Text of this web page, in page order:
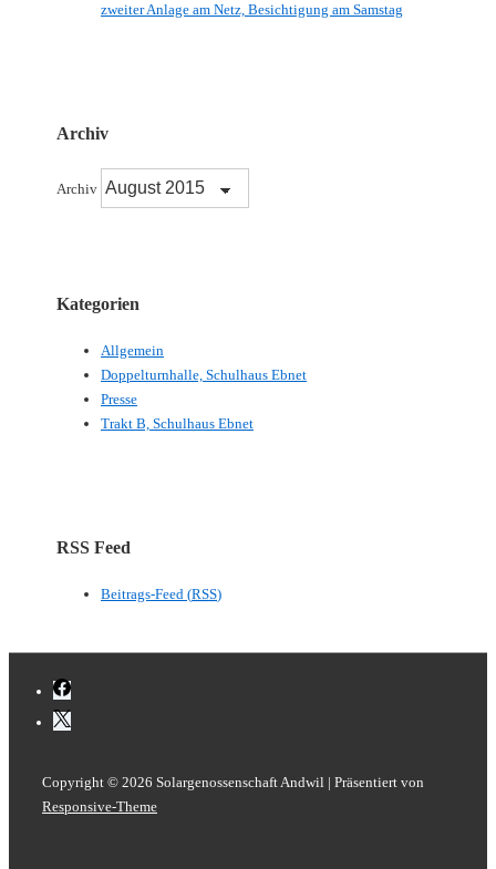
zweiter Anlage am Netz, Besichtigung am Samstag
Archiv
Archiv
Kategorien
Allgemein
Doppelturnhalle, Schulhaus Ebnet
Presse
Trakt B, Schulhaus Ebnet
RSS Feed
Beitrags-Feed (RSS)
Copyright © 2026 Solargenossenschaft Andwil | Präsentiert von
Responsive-Theme